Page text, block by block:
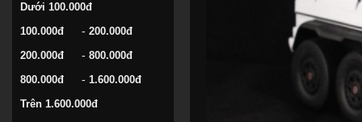
Dưới 100.000đ
100.000đ
- 200.000đ
200.000đ
- 800.000đ
800.000đ
- 1.600.000đ
Trên 1.600.000đ